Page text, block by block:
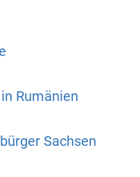
Rumänien
Sachsen